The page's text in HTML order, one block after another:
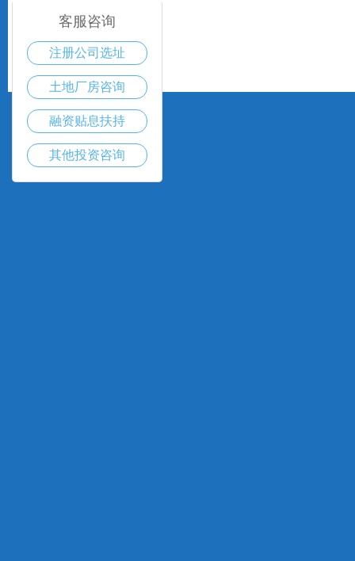
客服咨询
注册公司选址
土地厂房咨询
融资贴息扶持
其他投资咨询